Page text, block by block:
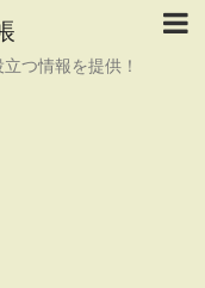
つ情報を提供！